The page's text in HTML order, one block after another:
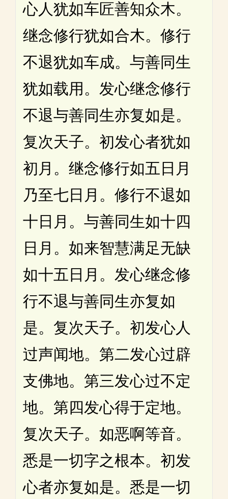
心人犹如车匠善知众木。
继念修行犹如合木。修行
不退犹如车成。与善同生
犹如载用。发心继念修行
不退与善同生亦复如是。
复次天子。初发心者犹如
初月。继念修行如五日月
乃至七日月。修行不退如
十日月。与善同生如十四
日月。如来智慧满足无缺
如十五日月。发心继念修
行不退与善同生亦复如
是。复次天子。初发心人
过声闻地。第二发心过辟
支佛地。第三发心过不定
地。第四发心得于定地。
复次天子。如恶啊等音。
悉是一切字之根本。初发
心者亦复如是。悉是一切